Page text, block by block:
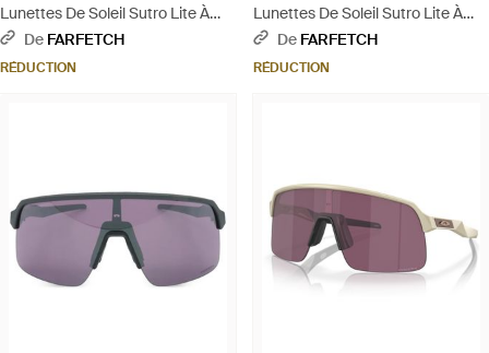
Lunettes De Soleil Sutro Lite À
Monture Oversize - Vert
De FARFETCH
RÉDUCTION
Lunettes De Soleil Sutro Lite À
Monture Oversize - Gris
De FARFETCH
RÉDUCTION